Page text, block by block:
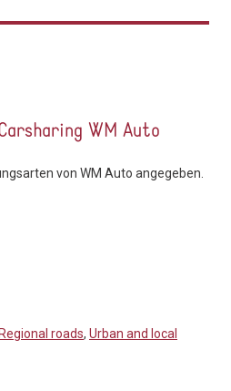
WM Auto
von WM Auto angegeben.
Regional roads, Urban and local